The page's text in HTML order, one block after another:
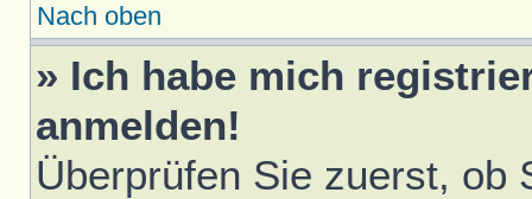
Nach oben
» Ich habe mich
anmelden!
Überprüfen Sie zuerst, ob